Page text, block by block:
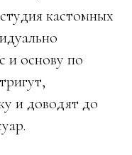
кастомных
и основу по
и доводят до